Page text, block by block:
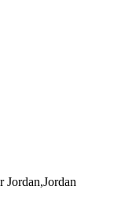
Jordan,Jordan